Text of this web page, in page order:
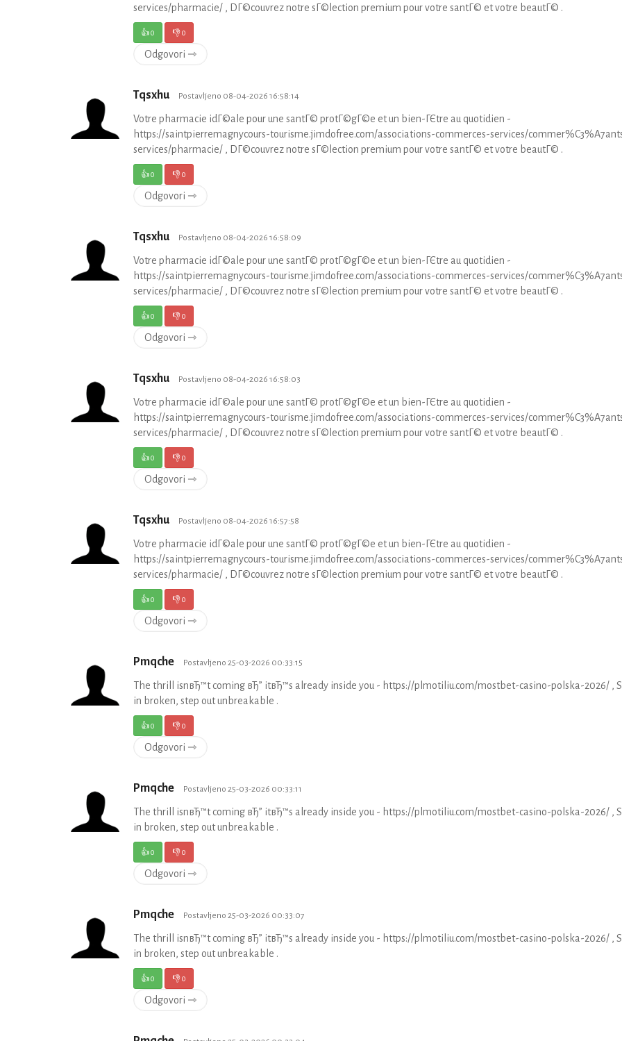
services/pharmacie/ , DГ©couvrez notre sГ©lection premium pour votre santГ© et votre beautГ© .
👍0 👎0
Odgovori ⇾
Tqsxhu Postavljeno 08-04-2026 16:58:14
Votre pharmacie idГ©ale pour une santГ© protГ©gГ©e et un bien-ГЄtre au quotidien -
https://saintpierremagnycours-tourisme.jimdofree.com/associations-commerces-services/
services/pharmacie/ , DГ©couvrez notre sГ©lection premium pour votre santГ© et votre beautГ© .
👍0 👎0
Odgovori ⇾
Tqsxhu Postavljeno 08-04-2026 16:58:09
Votre pharmacie idГ©ale pour une santГ© protГ©gГ©e et un bien-ГЄtre au quotidien -
https://saintpierremagnycours-tourisme.jimdofree.com/associations-commerces-services/
services/pharmacie/ , DГ©couvrez notre sГ©lection premium pour votre santГ© et votre beautГ© .
👍0 👎0
Odgovori ⇾
Tqsxhu Postavljeno 08-04-2026 16:58:03
Votre pharmacie idГ©ale pour une santГ© protГ©gГ©e et un bien-ГЄtre au quotidien -
https://saintpierremagnycours-tourisme.jimdofree.com/associations-commerces-services/
services/pharmacie/ , DГ©couvrez notre sГ©lection premium pour votre santГ© et votre beautГ© .
👍0 👎0
Odgovori ⇾
Tqsxhu Postavljeno 08-04-2026 16:57:58
Votre pharmacie idГ©ale pour une santГ© protГ©gГ©e et un bien-ГЄtre au quotidien -
https://saintpierremagnycours-tourisme.jimdofree.com/associations-commerces-services/
services/pharmacie/ , DГ©couvrez notre sГ©lection premium pour votre santГ© et votre beautГ© .
👍0 👎0
Odgovori ⇾
Pmqche Postavljeno 25-03-2026 00:33:15
The thrill isnвЂ™t coming вЂ” itвЂ™s already inside you - https://plmotiliu.com/mostbet-casino-polska-2026/ ,
in broken, step out unbreakable .
👍0 👎0
Odgovori ⇾
Pmqche Postavljeno 25-03-2026 00:33:11
The thrill isnвЂ™t coming вЂ” itвЂ™s already inside you - https://plmotiliu.com/mostbet-casino-polska-2026/ ,
in broken, step out unbreakable .
👍0 👎0
Odgovori ⇾
Pmqche Postavljeno 25-03-2026 00:33:07
The thrill isnвЂ™t coming вЂ” itвЂ™s already inside you - https://plmotiliu.com/mostbet-casino-polska-2026/ ,
in broken, step out unbreakable .
👍0 👎0
Odgovori ⇾